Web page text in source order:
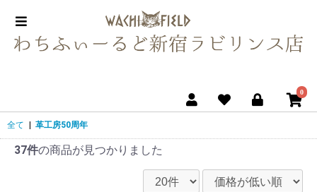
0
全て | 革工房50周年
37件の商品が見つかりました